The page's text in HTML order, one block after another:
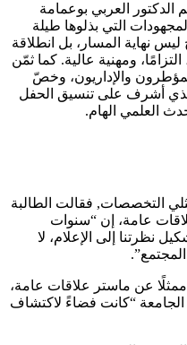
الدكتور العربي بوعمامة
التي بذلوها طيلة
نهاية المسار، بل انطلاقة
ومهنية عالية. كما ثمّن
والإداريون، وخصّ
أشرف على تنسيق الحفل
العلمي الهام.
التخصصات, فقالت الطالبة
عامة، إن “سنوات
نظرتنا إلى الإعلام، لا
عن ماستر علاقات عامة،
الجامعة “كانت فضاءً لاكتشاف